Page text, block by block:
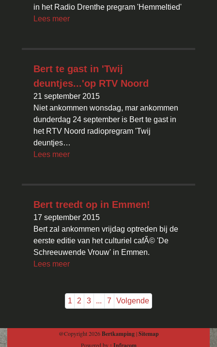
in het Radio Drenthe pregram 'Hemmeltied'
Lees meer
Bert te gast in 'Twij
deuntjes...'op RTV Noord
21 september 2015
Niet ankommen wonsdag, mar ankommen
dunderdag 24 september is Bert te gast in
het RTV Noord radiopregram 'Twij
deuntjes…
Lees meer
Bert treedt op in Emmen!
17 september 2015
Bert zal ankommen vrijdag optreden bij de
eerste editie van het culturiel cafÃ© 'De
Schreeuwende Vrouw' in Emmen.
Lees meer
1 2 3 ... 7 Volgende
@Copyright 2026Bertkamping | Sitemap
Powered by : Infracom